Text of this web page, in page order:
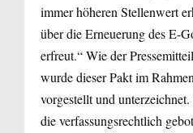
immer höheren Stellenwert
über die Erneuerung des E-
erfreut.“ Wie der
wurde dieser Pakt im
vorgestellt und
die verfassungsrechtlich